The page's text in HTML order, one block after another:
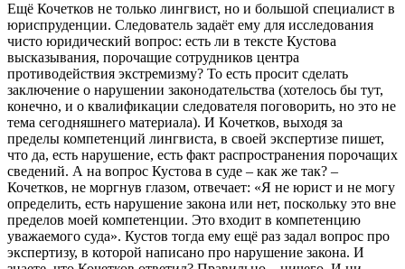
Ещё Кочетков не только лингвист, но и большой специалист в
юриспруденции. Следователь задаёт ему для исследования
чисто юридический вопрос: есть ли в тексте Кустова
высказывания, порочащие сотрудников центра
противодействия экстремизму? То есть просит сделать
заключение о нарушении законодательства (хотелось бы тут,
конечно, и о квалификации следователя поговорить, но это не
тема сегодняшнего материала). И Кочетков, выходя за
пределы компетенций лингвиста, в своей экспертизе пишет,
что да, есть нарушение, есть факт распространения порочащих
сведений. А на вопрос Кустова в суде – как же так? –
Кочетков, не моргнув глазом, отвечает: «Я не юрист и не могу
определить, есть нарушение закона или нет, поскольку это вне
пределов моей компетенции. Это входит в компетенцию
уважаемого суда». Кустов тогда ему ещё раз задал вопрос про
экспертизу, в которой написано про нарушение закона. И